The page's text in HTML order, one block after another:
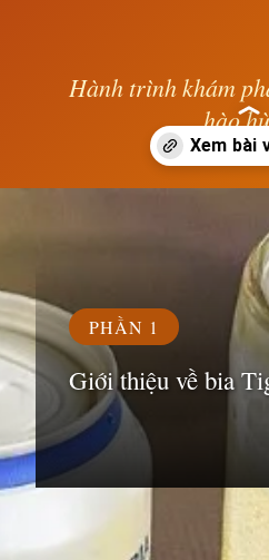
Hành trình khám
hào
— Lê
PHẦN 1
Giới thiệu về bia